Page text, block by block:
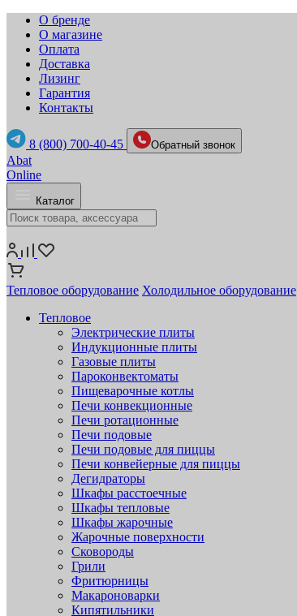
О бренде
О магазине
Оплата
Доставка
Лизинг
Гарантия
Контакты
8 (800) 700-40-45 Обратный звонок
Abat
Online
Каталог
Тепловое оборудование Холодильное оборудование
Тепловое
Электрические плиты
Индукционные плиты
Газовые плиты
Пароконвектоматы
Пищеварочные котлы
Печи конвекционные
Печи ротационные
Печи подовые
Печи подовые для пиццы
Печи конвейерные для пиццы
Дегидраторы
Шкафы расстоечные
Шкафы тепловые
Шкафы жарочные
Жарочные поверхности
Сковороды
Грили
Фритюрницы
Макароноварки
Кипятильники